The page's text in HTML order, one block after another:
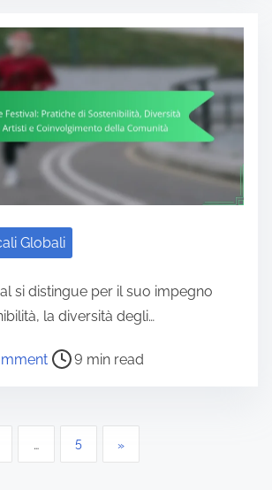
Globali
si distingue per il suo impegno
la diversità degli…
on Roskilde Festival: Pratiche di
9 min read
… 5 »